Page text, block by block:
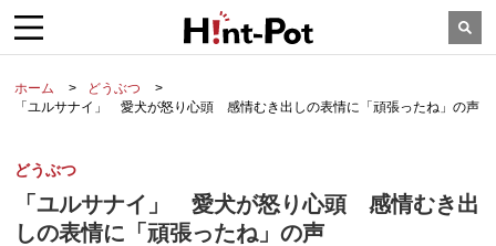
ホーム
どうぶつ
「ユルサナイ」 愛犬が怒り心頭 感情むき出しの表情に「頑張ったね」の声
どうぶつ
「ユルサナイ」 愛犬が怒り心頭 感情むき出
しの表情に「頑張ったね」の声